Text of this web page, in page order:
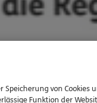
von Cookies
Funktion der